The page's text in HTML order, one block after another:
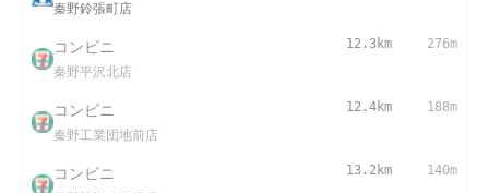
秦野鈴張町店
コンビニ
秦野平沢北店
12.3km 276m
コンビニ
秦野工業団地前店
12.4km 188m
コンビニ 13.2km 140m